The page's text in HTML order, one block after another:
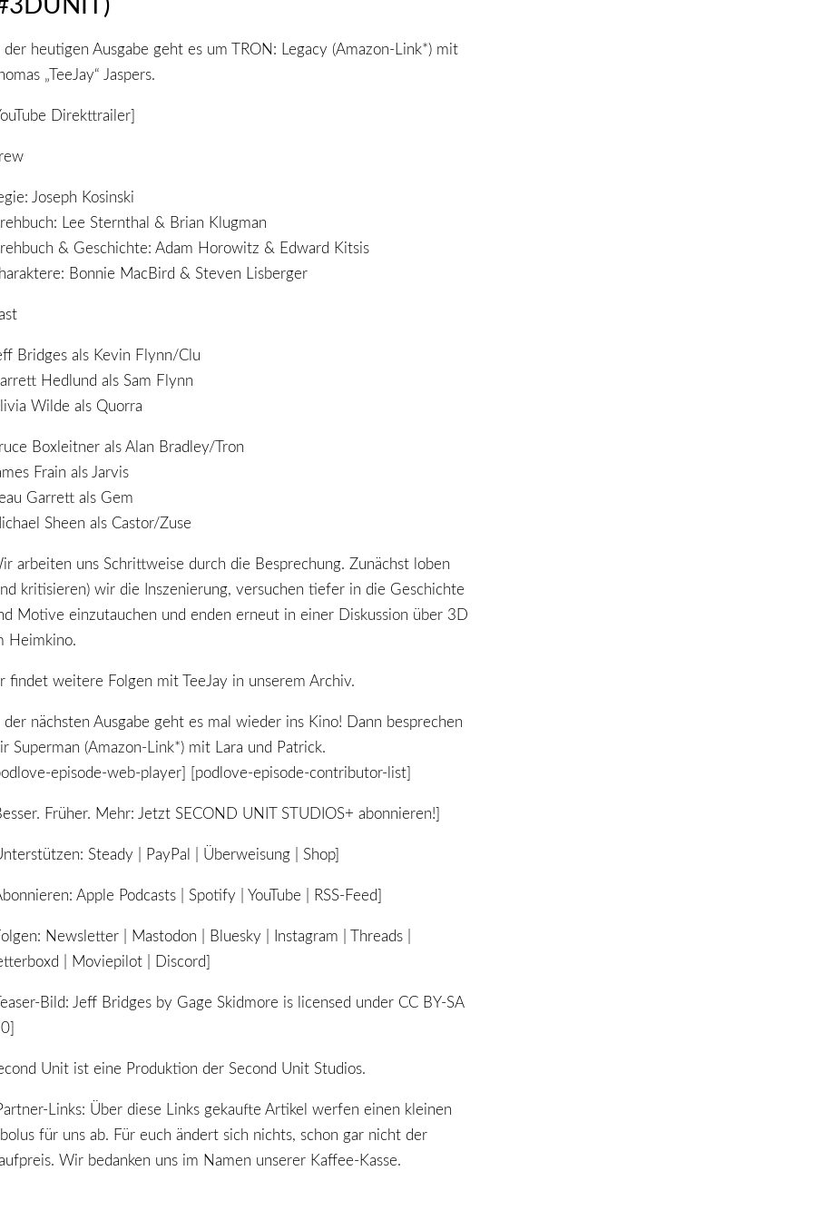
der heutigen Ausgabe geht es um TRON: Legacy (Amazon-Link*) mit
„TeeJay“ Jaspers.
Direkttrailer]
Joseph Kosinski
Lee Sternthal & Brian Klugman
& Geschichte: Adam Horowitz & Edward Kitsis
Bonnie MacBird & Steven Lisberger
Bridges als Kevin Flynn/Clu
Hedlund als Sam Flynn
Wilde als Quorra
Boxleitner als Alan Bradley/Tron
Frain als Jarvis
Garrett als Gem
Sheen als Castor/Zuse
arbeiten uns Schrittweise durch die Besprechung. Zunächst loben
kritisieren) wir die Inszenierung, versuchen tiefer in die Geschichte
Motive einzutauchen und enden erneut in einer Diskussion über 3D
Heimkino.
findet weitere Folgen mit TeeJay in unserem Archiv.
der nächsten Ausgabe geht es mal wieder ins Kino! Dann besprechen
Superman (Amazon-Link*) mit Lara und Patrick.
episode-web-player] [podlove-episode-contributor-list]
Früher. Mehr: Jetzt SECOND UNIT STUDIOS+ abonnieren!]
Steady | PayPal | Überweisung | Shop]
Apple Podcasts | Spotify | YouTube | RSS-Feed]
Newsletter | Mastodon | Bluesky | Instagram | Threads |
| Moviepilot | Discord]
Bild: Jeff Bridges by Gage Skidmore is licensed under CC BY-SA
Unit ist eine Produktion der Second Unit Studios.
Links: Über diese Links gekaufte Artikel werfen einen kleinen
für uns ab. Für euch ändert sich nichts, schon gar nicht der
Wir bedanken uns im Namen unserer Kaffee-Kasse.